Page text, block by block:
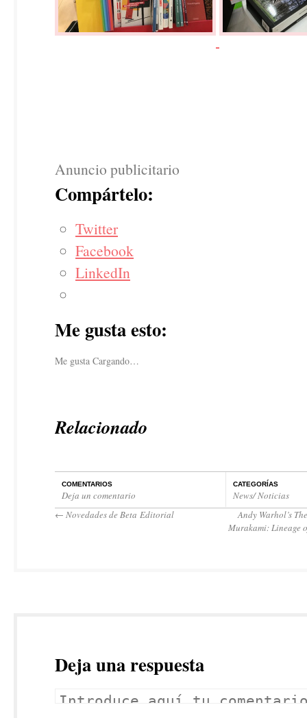
Anuncio publicitario
Compártelo:
Twitter
Facebook
LinkedIn
Me gusta esto:
Me gusta Cargando…
Relacionado
COMENTARIOS
Deja un comentario
CATEGORÍAS
News/ Noticias
← Novedades de Beta Editorial
Andy Warhol’s
Murakami: Lineage
Deja una respuesta